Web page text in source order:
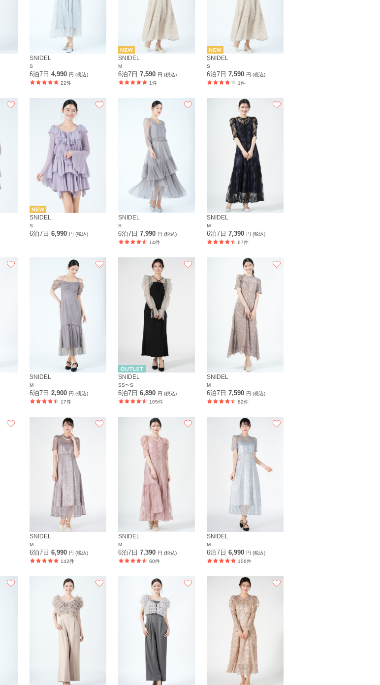
SNIDEL
S
6泊7日 4,990 円 (税込)
22件
SNIDEL
M
6泊7日 7,590 円 (税込)
1件
SNIDEL
S
6泊7日 7,590 円 (税込)
1件
SNIDEL
S
6泊7日 6,990 円 (税込)
SNIDEL
S
6泊7日 7,990 円 (税込)
14件
SNIDEL
M
6泊7日 7,390 円 (税込)
67件
SNIDEL
M
6泊7日 2,900 円 (税込)
17件
SNIDEL
SS〜S
6泊7日 6,890 円 (税込)
105件
SNIDEL
M
6泊7日 7,590 円 (税込)
62件
SNIDEL
M
6泊7日 6,990 円 (税込)
142件
SNIDEL
M
6泊7日 7,390 円 (税込)
60件
SNIDEL
M
6泊7日 6,990 円 (税込)
106件